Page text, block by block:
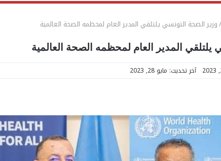
/وزير الصحة التونسي يلتلقي المدير العام لمحظمه الصحة العالمية
يلتلقي المدير العام لمحظمه الصحة العالمية
آخر تحديث: مايو 28, 2023